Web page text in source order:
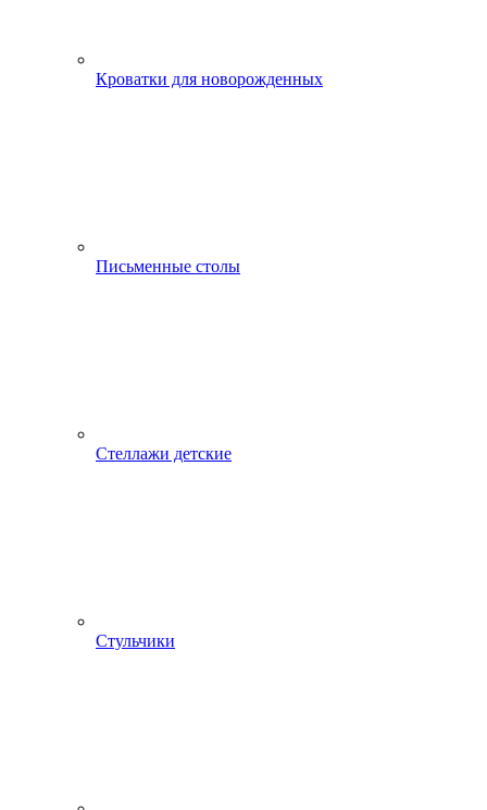
Кроватки для новорожденных
Письменные столы
Стеллажи детские
Стульчики